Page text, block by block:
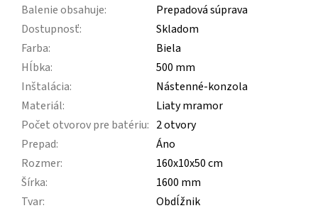
Balenie obsahuje:
Prepadová súprava
Dostupnosť:
Skladom
Farba:
Biela
Hĺbka:
500 mm
Inštalácia:
Nástenné-konzola
Materiál:
Liaty mramor
Počet otvorov pre batériu: 2 otvory
Prepad:
Áno
Rozmer:
160x10x50 cm
Šírka:
1600 mm
Tvar:
Obdĺžnik